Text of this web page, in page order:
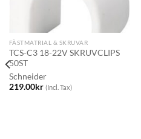
FÄSTMATRIAL & SKRUVAR
TCS-C3 18-22V SKRUVCLIPS
50ST
Schneider
219.00kr (Incl. Tax)